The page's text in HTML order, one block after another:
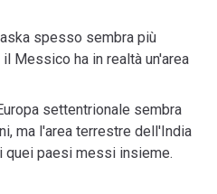
spesso sembra più
Messico ha in realtà un'area
settentrionale sembra
ma l'area terrestre dell'India
quei paesi messi insieme.